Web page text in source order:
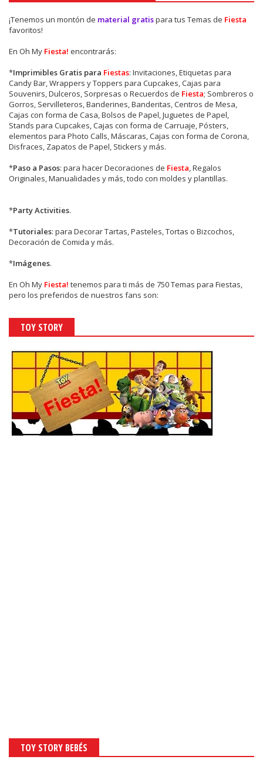
¡Tenemos un montón de material gratispara tus Temas de Fiesta
favoritos!
En Oh My Fiesta! encontrarás:
*Imprimibles Gratis para Fiestas: Invitaciones, Etiquetas para
Candy Bar, Wrappers y Toppers para Cupcakes, Cajas para
Souvenirs, Dulceros, Sorpresas o Recuerdos de Fiesta; Sombreros o
Gorros, Servilleteros, Banderines, Banderitas, Centros de Mesa,
Cajas con forma de Casa, Bolsos de Papel, Juguetes de Papel,
Stands para Cupcakes, Cajas con forma de Carruaje, Pósters,
elementos para Photo Calls, Máscaras, Cajas con forma de Corona,
Disfraces, Zapatos de Papel, Stickers y más.
*Paso a Pasos: para hacer Decoraciones de Fiesta , Regalos
Originales, Manualidades y más, todo con moldes y plantillas.
*Party Activities.
*Tutoriales: para Decorar Tartas, Pasteles, Tortas o Bizcochos,
Decoración de Comida y más.
*Imágenes.
En Oh My Fiesta! tenemos para ti más de 750 Temas para Fiestas,
pero los preferidos de nuestros fans son:
TOY STORY
TOY STORY BEBÉS